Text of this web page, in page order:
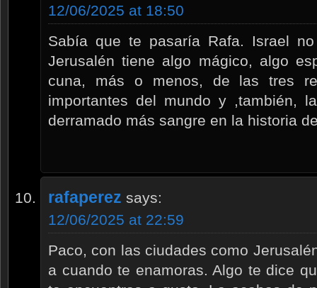
12/06/2025 at 18:50
Sabía que te pasaría Rafa. Israel
Jerusalén tiene algo mágico, algo
cuna, más o menos, de las tres
importantes del mundo y ,también,
derramado más sangre en la historia
rafaperez says:
12/06/2025 at 22:59
Paco, con las ciudades como
a cuando te enamoras. Algo te dice